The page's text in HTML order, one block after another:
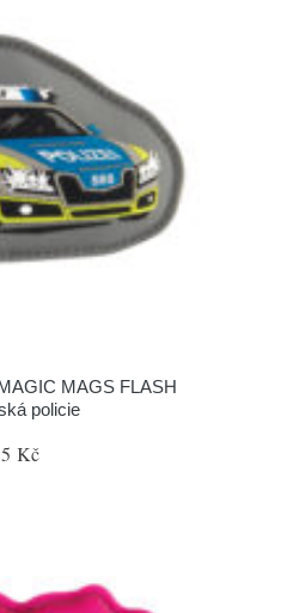
MAGS FLASH
policie
Kč